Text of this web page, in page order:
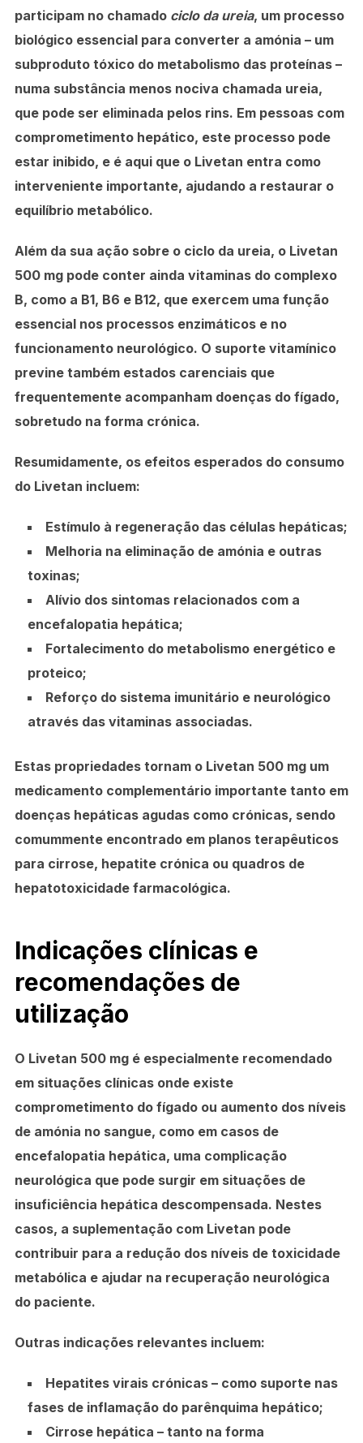
participam no chamado ciclo da ureia, um processo
biológico essencial para converter a amónia – um
subproduto tóxico do metabolismo das proteínas –
numa substância menos nociva chamada ureia,
que pode ser eliminada pelos rins. Em pessoas com
comprometimento hepático, este processo pode
estar inibido, e é aqui que o Livetan entra como
interveniente importante, ajudando a restaurar o
equilíbrio metabólico.
Além da sua ação sobre o ciclo da ureia, o Livetan
500 mg pode conter ainda vitaminas do complexo
B, como a B1, B6 e B12, que exercem uma função
essencial nos processos enzimáticos e no
funcionamento neurológico. O suporte vitamínico
previne também estados carenciais que
frequentemente acompanham doenças do fígado,
sobretudo na forma crónica.
Resumidamente, os efeitos esperados do consumo
do Livetan incluem:
Estímulo à regeneração das células hepáticas;
Melhoria na eliminação de amónia e outras
toxinas;
Alívio dos sintomas relacionados com a
encefalopatia hepática;
Fortalecimento do metabolismo energético e
proteico;
Reforço do sistema imunitário e neurológico
através das vitaminas associadas.
Estas propriedades tornam o Livetan 500 mg um
medicamento complementário importante tanto em
doenças hepáticas agudas como crónicas, sendo
comummente encontrado em planos terapêuticos
para cirrose, hepatite crónica ou quadros de
hepatotoxicidade farmacológica.
Indicações clínicas e
recomendações de
utilização
O Livetan 500 mg é especialmente recomendado
em situações clínicas onde existe
comprometimento do fígado ou aumento dos níveis
de amónia no sangue, como em casos de
encefalopatia hepática, uma complicação
neurológica que pode surgir em situações de
insuficiência hepática descompensada. Nestes
casos, a suplementação com Livetan pode
contribuir para a redução dos níveis de toxicidade
metabólica e ajudar na recuperação neurológica
do paciente.
Outras indicações relevantes incluem:
Hepatites virais crónicas– como suporte nas
fases de inflamação do parênquima hepático;
Cirrose hepática – tanto na forma